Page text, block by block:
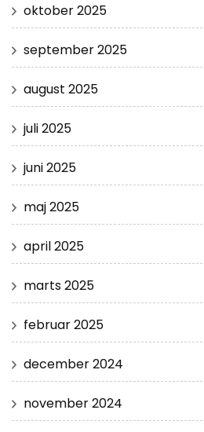
oktober 2025
september 2025
august 2025
juli 2025
juni 2025
maj 2025
april 2025
marts 2025
februar 2025
december 2024
november 2024